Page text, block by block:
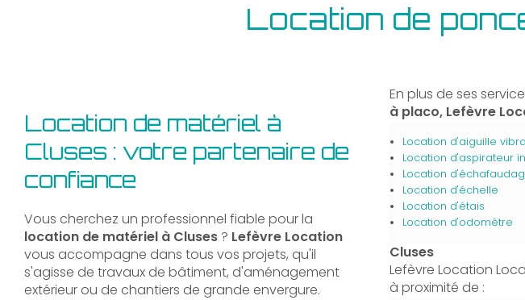
Location de
Location de matériel à
Cluses : votre partenaire de
confiance
Vous cherchez un professionnel fiable pour la
location de matériel à Cluses ? Lefèvre Location
vous accompagne dans tous vos projets, qu'il
s'agisse de travaux de bâtiment, d'aménagement
extérieur ou de chantiers de grande envergure.
En plus de ses
à placo, Lefèvre
Location d'aiguille
Location d'aspirateur
Location
Location d'échelle
Location d'étais
Location d'odomètre
Cluses
Lefèvre Location
à proximité de :